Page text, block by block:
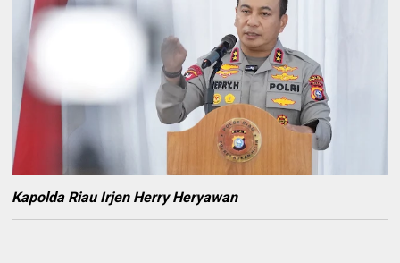
Kapolda Riau Irjen Herry Heryawan